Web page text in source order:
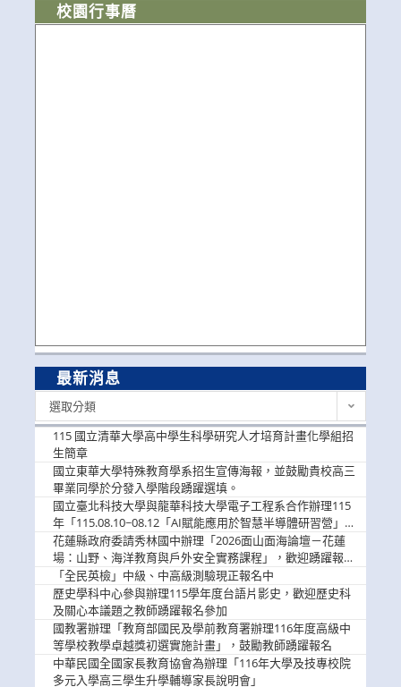
校園行事曆
最新消息
選取分類
115 國立清華大學高中學生科學研究人才培育計畫化學組招
生簡章
國立東華大學特殊教育學系招生宣傳海報，並鼓勵貴校高三
畢業同學於分發入學階段踴躍選填。
國立臺北科技大學與龍華科技大學電子工程系合作辦理115
年「115.08.10~08.12「AI賦能應用於智慧半導體研習營」，
歡迎學生踴躍報名參加
花蓮縣政府委請秀林國中辦理「2026面山面海論壇－花蓮
場：山野、海洋教育與戶外安全實務課程」，歡迎踴躍報名
參加
「全民英檢」中級、中高級測驗現正報名中
歷史學科中心參與辦理115學年度台語片影史，歡迎歷史科
及關心本議題之教師踴躍報名參加
國教署辦理「教育部國民及學前教育署辦理116年度高級中
等學校教學卓越獎初選實施計畫」，鼓勵教師踴躍報名
中華民國全國家長教育協會為辦理「116年大學及技專校院
多元入學高三學生升學輔導家長說明會」